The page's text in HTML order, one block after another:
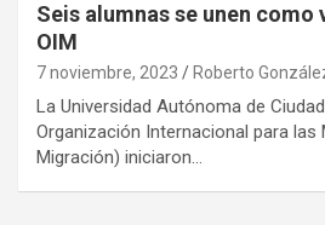
Seis alumnas se unen como
OIM
7 noviembre, 2023 Roberto
La Universidad Autónoma de
Organización Internacional para las
Migración) iniciaron…